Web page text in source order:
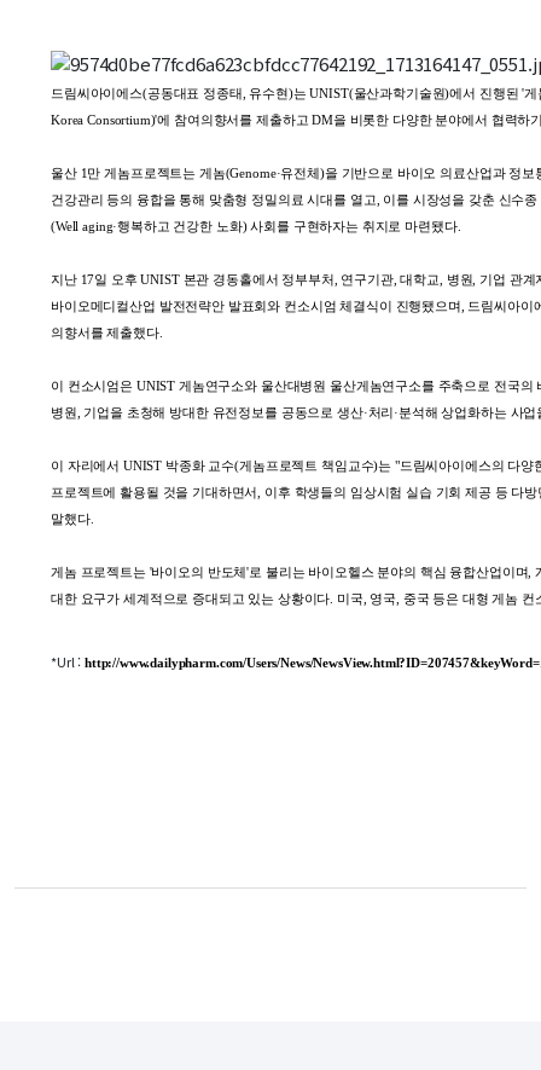
드림씨아이에스(공동대표 정종태, 유수현)는 UNIST(울산과학기술원)에서 진행된 '게
Korea Consortium)'에 참여의향서를 제출하고 DM을 비롯한 다양한 분야에서 협력하
울산 1만 게놈프로젝트는 게놈(Genome·유전체)을 기반으로 바이오 의료산업과 정
건강관리 등의 융합을 통해 맞춤형 정밀의료 시대를 열고, 이를 시장성을 갖춘 신수
(Well aging·행복하고 건강한 노화) 사회를 구현하자는 취지로 마련됐다.
지난 17일 오후 UNIST 본관 경동홀에서 정부부처, 연구기관, 대학교, 병원, 기업 관
바이오메디컬산업 발전전략안 발표회와 컨소시엄 체결식이 진행됐으며,
드림씨아이
의향서를 제출했다.
이 컨소시엄은 UNIST 게놈연구소와 울산대병원 울산게놈연구소를 주축으로 전국의
병원, 기업을 초청해 방대한 유전정보를 공동으로 생산·처리·분석해 상업화하는 사
이 자리에서 UNIST 박종화 교수(게놈프로젝트 책임교수)는 "드림씨아이에스의 다양
프로젝트에 활용될 것을 기대하면서, 이후 학생들의 임상시험 실습 기회 제공 등 다
말했다.
게놈 프로젝트는 '바이오의 반도체'로 불리는 바이오헬스 분야의 핵심 융합산업이며,
대한 요구가 세계적으로 증대되고 있는 상황이다. 미국, 영국, 중국 등은 대형 게놈 컨
*Url : http://www.dailypharm.com/Users/News/